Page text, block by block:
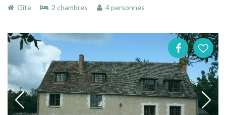
Gîte
2 chambres 4 personnes